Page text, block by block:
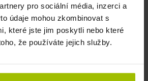
pro sociální média, inzerci a
údaje mohou zkombinovat s
které jste jim poskytli nebo které
že používáte jejich služby.
-3%